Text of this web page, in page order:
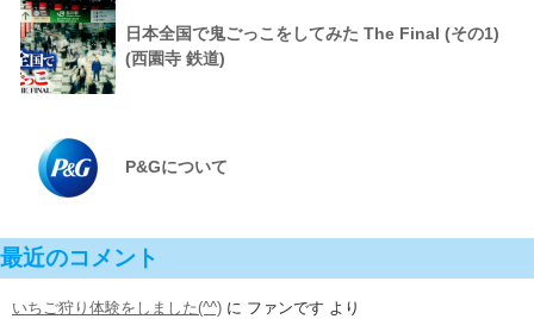
日本全国で鬼ごっこをしてみた The Final (その1)
(西園寺 鉄道)
P&Gについて
最近のコメント
いちご狩り体験をしました(^^) に ファンです より